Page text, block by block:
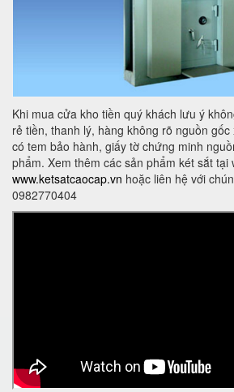
Khi mua cửa kho tiền quý khách lưu ý
rẻ tiền, thanh lý, hàng không rõ nguồn
có tem bảo hành, giấy tờ chứng minh
phẩm. Xem thêm các sản phẩm két sắt tại
www.ketsatcaocap.vn hoặc liên hệ với
0982770404